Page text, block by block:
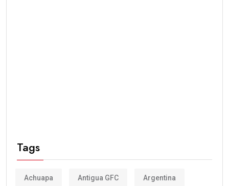
Tags
Achuapa Antigua GFC Argentina